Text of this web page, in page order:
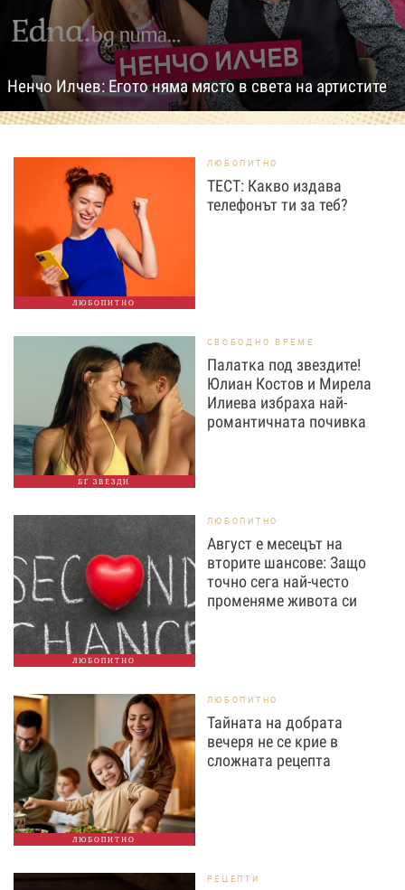
Ненчо Илчев: Егото няма място в света на артистите
ЛЮБОПИТНО
ЛЮБОПИТНО
ТЕСТ: Какво издава
телефонът ти за теб?
БГ ЗВЕЗДИ
СВОБОДНО ВРЕМЕ
Палатка под звездите!
Юлиан Костов и Мирела
Илиева избраха най-
романтичната почивка
ЛЮБОПИТНО
ЛЮБОПИТНО
Август е месецът на
вторите шансове: Защо
точно сега най-често
променяме живота си
ЛЮБОПИТНО
ЛЮБОПИТНО
Тайната на добрата
вечеря не се крие в
сложната рецепта
РЕЦЕПТИ